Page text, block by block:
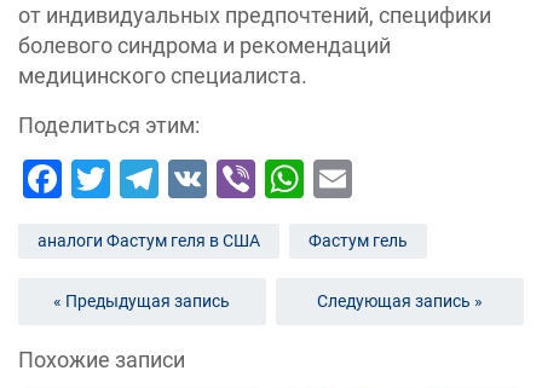
от индивидуальных предпочтений, специфики
болевого синдрома и рекомендаций
медицинского специалиста.
Поделиться этим:
Facebook
Twitter
Telegram
VK ViberWhatsApp
аналоги Фастум геля в США Фастум гель
« Предыдущая запись Следующая запись »
Похожие записи